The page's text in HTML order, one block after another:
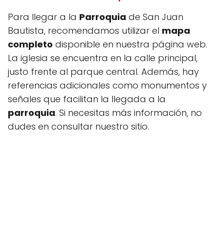
Para llegar a la Parroquia de San Juan
Bautista, recomendamos utilizar el mapa
completo disponible en nuestra página web.
La iglesia se encuentra en la calle principal,
justo frente al parque central. Además, hay
referencias adicionales como monumentos y
señales que facilitan la llegada a la
parroquia. Si necesitas más información, no
dudes en consultar nuestro sitio.